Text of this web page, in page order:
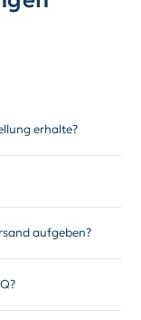
erhalte?
aufgeben?